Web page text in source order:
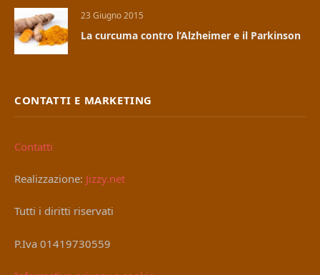
23 Giugno 2015
La curcuma contro l’Alzheimer e il Parkinson
CONTATTI E MARKETING
Contatti
Realizzazione: Jizzy.net
Tutti i diritti riservati
P.Iva 01419730559